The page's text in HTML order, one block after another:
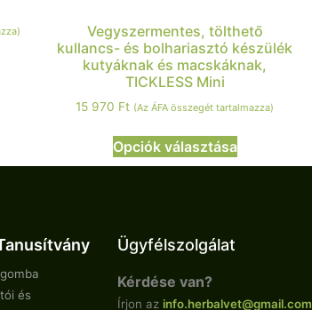
Vegyszermentes, tölthető
kullancs- és bolhariasztó készülék
kutyáknak és macskáknak,
TICKLESS Mini
15 970 Ft (Az ÁFA összegét tartalmazza)
Opciók választása
és
Ügyfélszolgálat
Kérdése van?
Írjon az info.herbalvet@gmail.com